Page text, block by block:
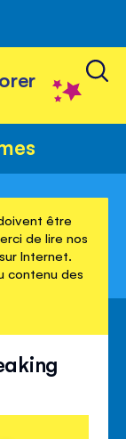
être
de lire nos
Internet.
contenu des